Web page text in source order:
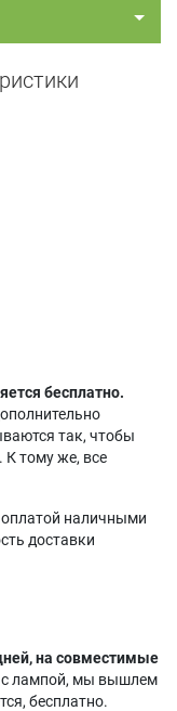
бесплатно.
так, чтобы
К тому же, все
оплатой наличными
доставки
на совместимые
с лампой, мы вышлем
бесплатно.